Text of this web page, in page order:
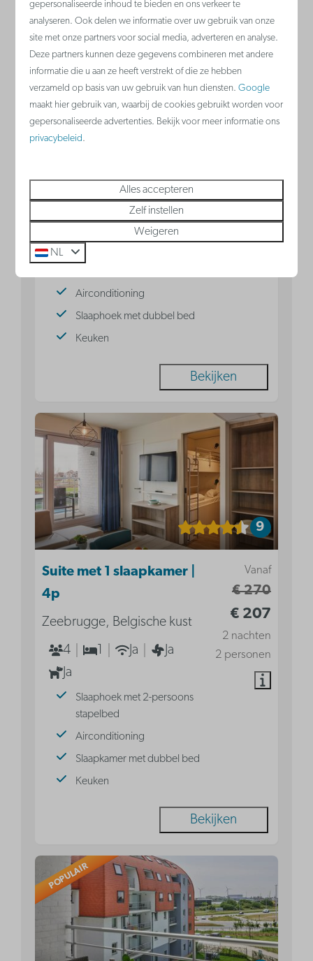
9,1
Vanaf
Zeebrugge, Belgische kust
Ja 2
Slaaphoek met 2-persoons
Airconditioning
Slaaphoek met dubbel bed
Keuken
Bekijken
9
Vanaf
€ 270
€ 207
2 nachten
2 personen
Suite met 1 slaapkamer |
4p
Zeebrugge, Belgische kust
4
1 Ja
Ja
Ja
Slaaphoek met 2-persoons
stapelbed
Airconditioning
Slaapkamer met dubbel bed
Keuken
Bekijken
POPULAIR
gepersonaliseerde inhoud te bieden en ons verkeer te
analyseren. Ook delen we informatie over uw gebruik van onze
site met onze partners voor social media, adverteren en analyse.
Deze partners kunnen deze gegevens combineren met andere
informatie die u aan ze heeft verstrekt of die ze hebben
verzameld op basis van uw gebruik van hun diensten.Google
maakt hier gebruik van, waarbij de cookies gebruikt worden voor
gepersonaliseerde advertenties. Bekijk voor meer informatie ons
privacybeleid.
Alles accepteren
Zelf instellen
Weigeren
NL